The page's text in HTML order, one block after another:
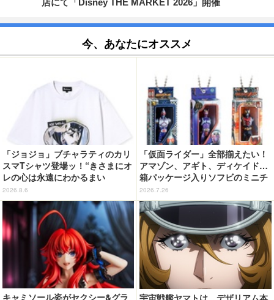
店にて「Disney THE MARKET 2026」開催
今、あなたにオススメ
「ジョジョ」ブチャラティのカリ
スマTシャツ登場ッ！“きさまにオ
レの心は永遠にわかるまい
ッ！”や感動のクライマックスを
デザイン
2026.8.6
「仮面ライダー」全部揃えたい！
アマゾン、アギト、ディケイド…
箱パッケージ入りソフビのミニチ
ュアが登場
2026.7.26
キャミソール姿がセクシー&グラ 宇宙戦艦ヤマトは、デザリアム本